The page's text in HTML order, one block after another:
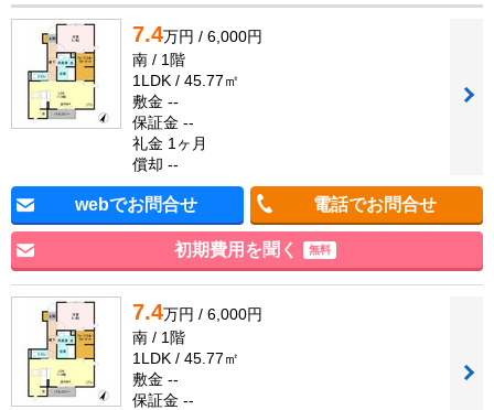
7.4万円 / 6,000円
南 / 1階
1LDK / 45.77㎡
敷金 --
保証金 --
礼金 1ヶ月
償却 --
webでお問合せ 電話でお問合せ
初期費用を聞く 無料
7.4万円 / 6,000円
南 / 1階
1LDK / 45.77㎡
敷金 --
保証金 --